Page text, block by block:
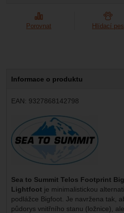
Data získaná pomocí těchto
souhrnně a anonymně, takže
reklamou
Povoleno
Porovnat Hlídací pes
Informace o produktu
EAN: 9327868142798
Výrobce:
Sea to Summit Telos Footprint
Lightfoot je minimalistickou
podlážce Bigfoot. Je navržena tak,
půdorys vnitřního stanu (ložnice),